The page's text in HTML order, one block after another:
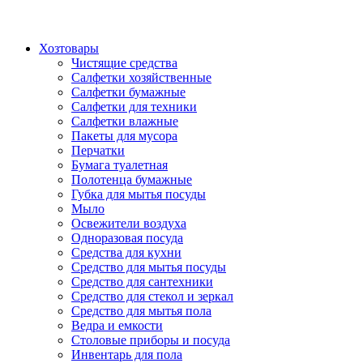
Хозтовары
Чистящие средства
Салфетки хозяйственные
Салфетки бумажные
Салфетки для техники
Салфетки влажные
Пакеты для мусора
Перчатки
Бумага туалетная
Полотенца бумажные
Губка для мытья посуды
Мыло
Освежители воздуха
Одноразовая посуда
Средства для кухни
Средство для мытья посуды
Средство для сантехники
Средство для стекол и зеркал
Средство для мытья пола
Ведра и емкости
Столовые приборы и посуда
Инвентарь для пола